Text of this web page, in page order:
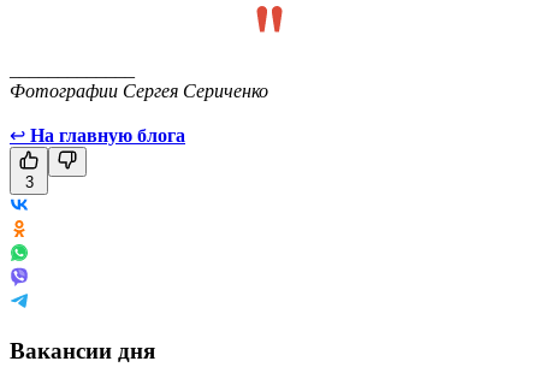
Фотографии Сергея Сериченко
↩ На главную блога
3
Вакансии дня